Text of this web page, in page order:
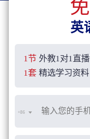
英
1节 外教1对1直
1套 精选学习资料
+86